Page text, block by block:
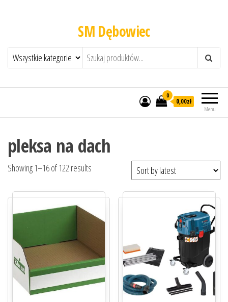
SM Dębowiec
Menu
0
0,00zł
pleksa na dach
Showing 1–16 of 122 results